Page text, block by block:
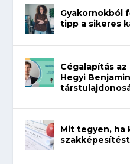
Gyakornokból
tipp a sikeres
Cégalapítás
Hegyi
Mit tegyen,